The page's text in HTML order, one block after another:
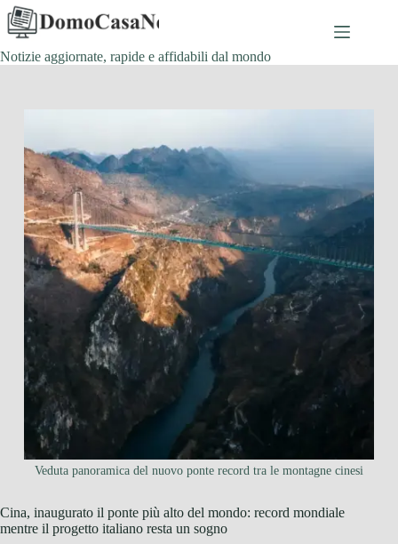
Salta
contenuto
Notizie aggiornate, rapide e affidabili dal mondo
Veduta panoramica del nuovo ponte record tra le montagne cinesi
Cina, inaugurato il ponte più alto del mondo: record mondiale
mentre il progetto italiano resta un sogno